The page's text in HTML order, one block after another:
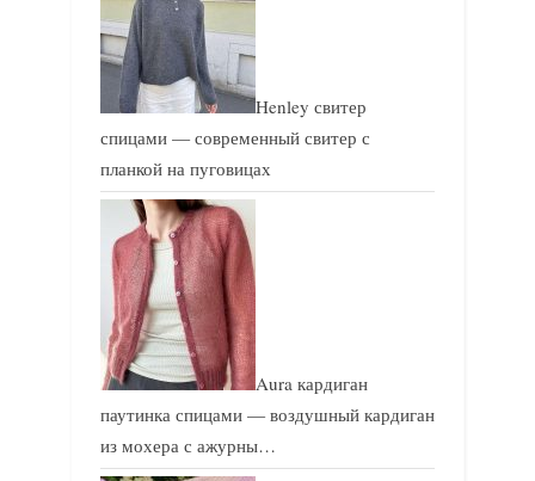
Henley свитер
спицами — современный свитер с
планкой на пуговицах
Aura кардиган
паутинка спицами — воздушный кардиган
из мохера с ажурны…